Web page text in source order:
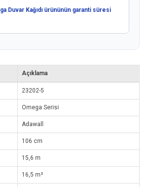
Duvar Kağıdı ürününün garanti süresi
Açıklama
23202-5
Omega Serisi
Adawall
106 cm
15,6 m
16,5 m²